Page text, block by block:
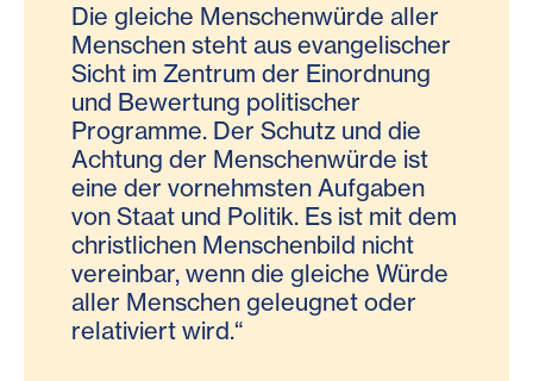
Die gleiche Menschenwürde aller
Menschen steht aus evangelischer
Sicht im Zentrum der Einordnung
und Bewertung politischer
Programme. Der Schutz und die
Achtung der Menschenwürde ist
eine der vornehmsten Aufgaben
von Staat und Politik. Es ist mit dem
christlichen Menschenbild nicht
vereinbar, wenn die gleiche Würde
aller Menschen geleugnet oder
relativiert wird.“